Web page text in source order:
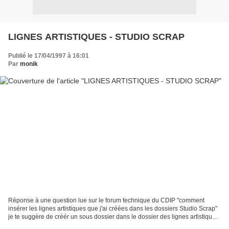
LIGNES ARTISTIQUES - STUDIO SCRAP
Publié le 17/04/1997 à 16:01
Par monik
Réponse à une question lue sur le forum technique du CDIP "comment
insérer les lignes artistiques que j'ai créées dans les dossiers Studio Scrap"
je te suggère de créér un sous dossier dans le dossier des lignes artistiques,